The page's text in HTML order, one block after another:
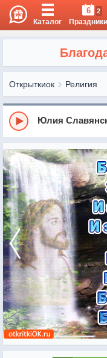
Каталог
6 2
Праздники
Открыткиок Религия